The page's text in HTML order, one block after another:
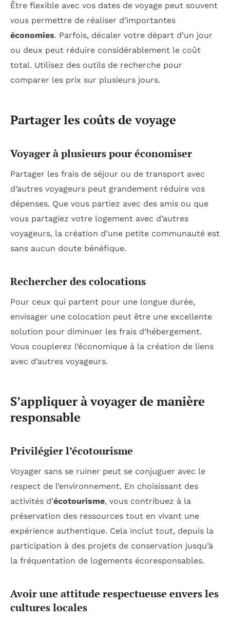
Être flexible avec vos dates de voyage peut souvent
vous permettre de réaliser d’importantes
économies. Parfois, décaler votre départ d’un jour
ou deux peut réduire considérablement le coût
total. Utilisez des outils de recherche pour
comparer les prix sur plusieurs jours.
Partager les coûts de voyage
Voyager à plusieurs pour économiser
Partager les frais de séjour ou de transport avec
d’autres voyageurs peut grandement réduire vos
dépenses. Que vous partiez avec des amis ou que
vous partagiez votre logement avec d’autres
voyageurs, la création d’une petite communauté est
sans aucun doute bénéfique.
Rechercher des colocations
Pour ceux qui partent pour une longue durée,
envisager une colocation peut être une excellente
solution pour diminuer les frais d’hébergement.
Vous couplerez l’économique à la création de liens
avec d’autres voyageurs.
S’appliquer à voyager de manière
responsable
Privilégier l’écotourisme
Voyager sans se ruiner peut se conjuguer avec le
respect de l’environnement. En choisissant des
activités d’écotourisme, vous contribuez à la
préservation des ressources tout en vivant une
expérience authentique. Cela inclut tout, depuis la
participation à des projets de conservation jusqu’à
la fréquentation de logements écoresponsables.
Avoir une attitude respectueuse envers les
cultures locales